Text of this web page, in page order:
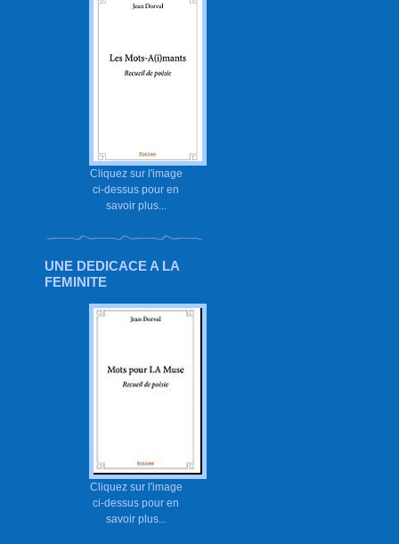
Cliquez sur l'image
ci-dessus pour en
savoir plus...
UNE DEDICACE A LA
FEMINITE
Cliquez sur l'image
ci-dessus pour en
savoir plus...